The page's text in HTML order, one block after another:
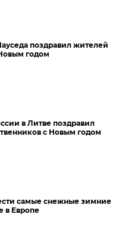
поздравил жителей
годом
в Литве поздравил
с Новым годом
самые снежные зимние
в Европе